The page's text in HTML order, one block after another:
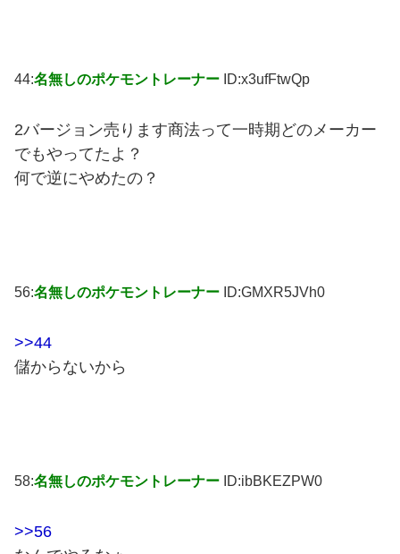
44:名無しのポケモントレーナー ID:x3ufFtwQp
2バージョン売ります商法って一時期どのメーカー
でもやってたよ？
何で逆にやめたの？
56:名無しのポケモントレーナー ID:GMXR5JVh0
>>44
儲からないから
58:名無しのポケモントレーナー ID:ibBKEZPW0
>>56